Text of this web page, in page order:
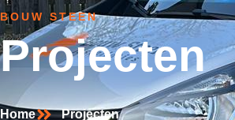
BOUW STEEN
Projecten
Home Projecten